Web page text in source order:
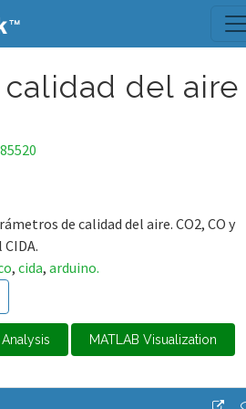
del aire
de calidad del aire. CO2, CO y
, cida, arduino.
MATLAB Visualization